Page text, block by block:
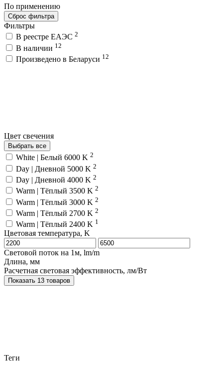
По применению
Сброс фильтра
Фильтры
В реестре ЕАЭС 2
В наличии 12
Произведено в Беларуси 12
Цвет свечения
Выбрать все
White | Белый 6000 K 2
Day | Дневной 5000 K 2
Day | Дневной 4000 K 2
Warm | Тёплый 3500 K 2
Warm | Тёплый 3000 K 2
Warm | Тёплый 2700 K 2
Warm | Тёплый 2400 K 1
Цветовая температура, K
Световой поток на 1м, lm/m
Длина, мм
Расчетная световая эффективность, лм/Вт
Показать 13 товаров
Теги